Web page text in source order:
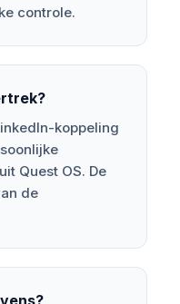
controle.
koppeling
Quest OS. De
de